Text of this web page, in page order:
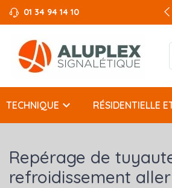
01 34 94 14 10
TECHNIQUE keyboard_arrow_down RÉSIDENTIELLE
Repérage de
refroidissement aller